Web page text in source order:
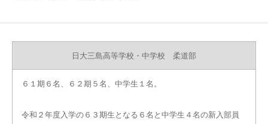
日大三島高等学校・中学校 柔道部
６１期６名、６２期５名、中学生１名。
令和２年度入学の６３期生となる６名と中学生４名の新入部員
大会記録
写真集